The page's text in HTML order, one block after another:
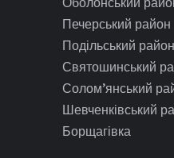
Печерський район
Подільський район
Святошинський
Солом’янський
Шевченківський
Борщагівка